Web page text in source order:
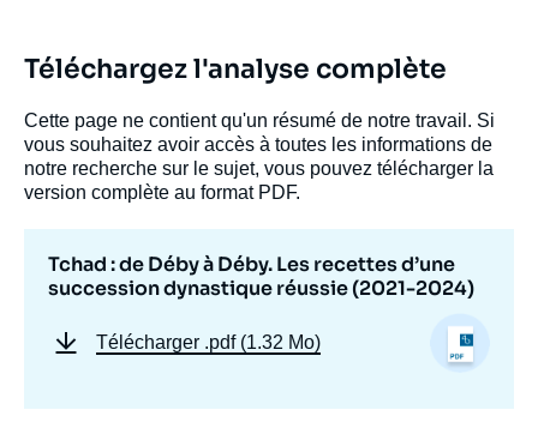
Téléchargez l'analyse complète
Cette page ne contient qu'un résumé de notre travail. Si
vous souhaitez avoir accès à toutes les informations de
notre recherche sur le sujet, vous pouvez télécharger la
version complète au format PDF.
Tchad : de Déby à Déby. Les recettes d’une
succession dynastique réussie (2021-2024)
Télécharger .pdf (1.32 Mo)
Image
de